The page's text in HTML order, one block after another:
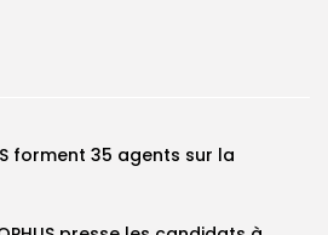
forment 35 agents sur la